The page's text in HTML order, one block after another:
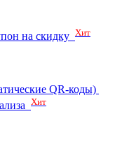
на скидку Хит
QR-коды)
Хит